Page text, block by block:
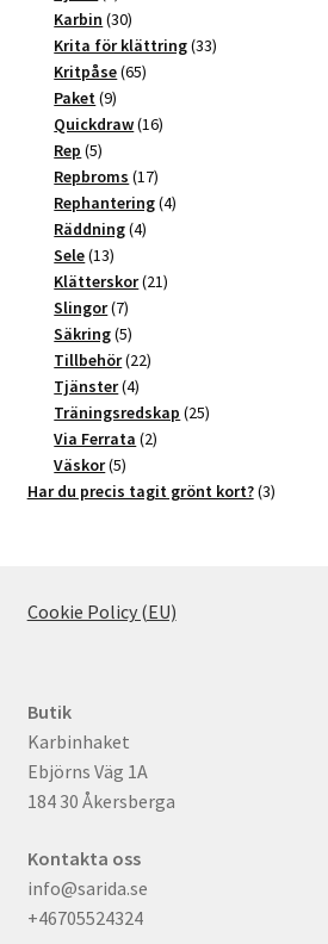
produkter
Karbin 3030
produkter
Krita för klättring 3333
Kritpåse 6565
Paket 99
produkter
Quickdraw 1616
Rep 55
produkter
Repbroms 1717
produkter
Rephantering 44
Räddning 44
Sele 1313
produkter
Klätterskor 2121
Slingor 77
produkter
Säkring 55
produkter
Tillbehör 2222
Tjänster 44
produkter
Träningsredskap 2525
Via Ferrata 22
Väskor 55
produkter
Har du precis tagit grönt kort? 33
Cookie Policy (EU)
Butik
Karbinhaket
Ebjörns Väg 1A
184 30 Åkersberga
Kontakta oss
info@sarida.se
+46705524324